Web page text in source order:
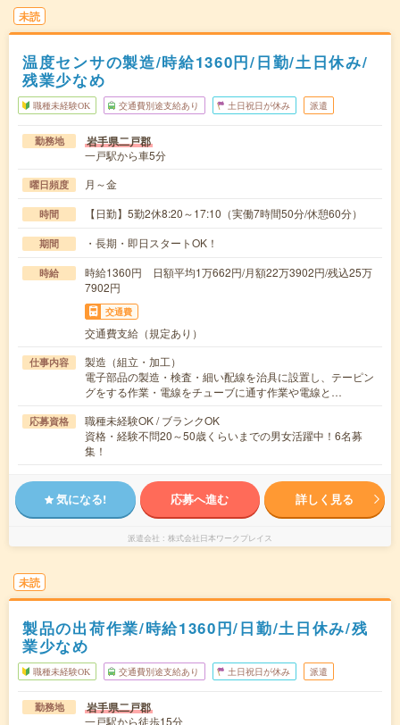
未読
温度センサの製造/時給1360円/日勤/土日休み/
残業少なめ
職種未経験OK 交通費別途支給あり 土日祝日が休み 派遣
勤務地 岩手県二戸郡
一戸駅から車5分
曜日頻度 月～金
時間 【日勤】5勤2休8:20～17:10（実働7時間50分/休憩60分）
期間 ・長期・即日スタートOK！
時給
時給1360円 日額平均1万662円/月額22万3902円/残込25万
7902円
交通費
交通費支給（規定あり）
仕事内容
製造（組立・加工）
電子部品の製造・検査・細い配線を治具に設置し、テーピン
グをする作業・電線をチューブに通す作業や電線と…
応募資格
職種未経験OK / ブランクOK
資格・経験不問20～50歳くらいまでの男女活躍中！6名募
集！
気になる! 応募へ進む 詳しく見る
派遣会社 株式会社日本ワークプレイス
未読
製品の出荷作業/時給1360円/日勤/土日休み/残
業少なめ
職種未経験OK 交通費別途支給あり 土日祝日が休み 派遣
勤務地 岩手県二戸郡
一戸駅から徒歩15分